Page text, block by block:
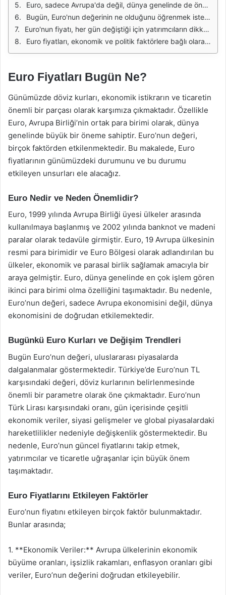
Euro, sadece Avrupa'da değil, dünya genelinde de önemli bir ticaret aracıdır. Birçok ülke, döviz rezervleri arasında Euro'ya yer vermektedir. Bu durum, Euro'nun global anlamda ne kadar önemli bir para birimi olduğunu göstermektedir. Ayrıca, Euro'nun değeri yükseldiğinde, Avrupa dışındaki ülkelerde Euro cinsinden işlem yapan firmaların maliyetleri artabilir. Bu nedenle, Euro fiyatları, küresel ticaret üzerinde doğrudan bir etkiye sahip olmaktadır.
Bugün, Euro'nun değerinin ne olduğunu öğrenmek isteyenler için çeşitli kaynaklar mevcuttur. Bankaların döviz kurları, finansal haber siteleri ve uygulamalar üzerinden Euro fiyatlarını takip etmek mümkündür. Ayrıca, döviz bürolarında güncel Euro fiyatları öğrenilebilir. Bu kaynaklar, Euro'nun güncel durumunu öğrenmek isteyen yatırımcılara ve ticaretle ilgilenenlere yardımcı olmaktadır.
Euro'nun fiyatı, her gün değiştiği için yatırımcıların dikkatli olması gerekmektedir. Özellikle döviz ticareti yapanlar için, Euro'nun fiyatındaki küçük değişiklikler bile büyük kazançlar ya da kayıplar yaratabilir. Bu nedenle, piyasa analizi yaparak ve güncel verileri takip ederek doğru kararlar almak kritik bir öneme sahiptir.
Euro fiyatları, ekonomik ve politik faktörlere bağlı olarak sürekli değişim göstermektedir. Bugün Euro'nun değeri, yatırımcılar ve ticaretle ilgilenenler için önemli bir konu olmaya devam ediyor. Ekonomik verileri takip etmek ve piyasa trendlerini analiz etmek, Euro'nun gelecekteki değerini tahmin etmek açısından büyük bir öneme sahiptir.
Euro Fiyatları Bugün Ne?
Günümüzde döviz kurları, ekonomik istikrarın ve ticaretin
önemli bir parçası olarak karşımıza çıkmaktadır. Özellikle
Euro, Avrupa Birliği’nin ortak para birimi olarak, dünya
genelinde büyük bir öneme sahiptir. Euro’nun değeri,
birçok faktörden etkilenmektedir. Bu makalede, Euro
fiyatlarının günümüzdeki durumunu ve bu durumu
etkileyen unsurları ele alacağız.
Euro Nedir ve Neden Önemlidir?
Euro, 1999 yılında Avrupa Birliği üyesi ülkeler arasında
kullanılmaya başlanmış ve 2002 yılında banknot ve madeni
paralar olarak tedavüle girmiştir. Euro, 19 Avrupa ülkesinin
resmi para birimidir ve Euro Bölgesi olarak adlandırılan bu
ülkeler, ekonomik ve parasal birlik sağlamak amacıyla bir
araya gelmiştir. Euro, dünya genelinde en çok işlem gören
ikinci para birimi olma özelliğini taşımaktadır. Bu nedenle,
Euro’nun değeri, sadece Avrupa ekonomisini değil, dünya
ekonomisini de doğrudan etkilemektedir.
Bugünkü Euro Kurları ve Değişim Trendleri
Bugün Euro’nun değeri, uluslararası piyasalarda
dalgalanmalar göstermektedir. Türkiye’de Euro’nun TL
karşısındaki değeri, döviz kurlarının belirlenmesinde
önemli bir parametre olarak öne çıkmaktadır. Euro’nun
Türk Lirası karşısındaki oranı, gün içerisinde çeşitli
ekonomik veriler, siyasi gelişmeler ve global piyasalardaki
hareketlilikler nedeniyle değişkenlik göstermektedir. Bu
nedenle, Euro’nun güncel fiyatlarını takip etmek,
yatırımcılar ve ticaretle uğraşanlar için büyük önem
taşımaktadır.
Euro Fiyatlarını Etkileyen Faktörler
Euro’nun fiyatını etkileyen birçok faktör bulunmaktadır.
Bunlar arasında;
1. **Ekonomik Veriler:** Avrupa ülkelerinin ekonomik
büyüme oranları, işsizlik rakamları, enflasyon oranları gibi
veriler, Euro’nun değerini doğrudan etkileyebilir.